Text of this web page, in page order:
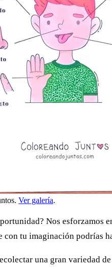
Ver galería.
Nos esforzamos
con tu imaginación podrías
una gran variedad de